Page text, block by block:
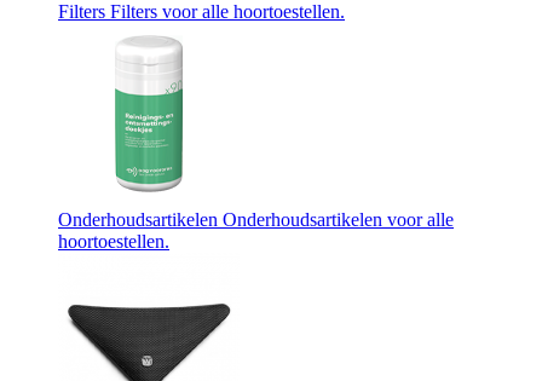
Filters Filters voor alle hoortoestellen.
Onderhoudsartikelen Onderhoudsartikelen voor alle
hoortoestellen.